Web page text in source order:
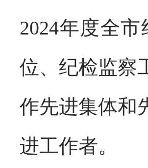
2024年度全
位、纪检监察
作先进集体和
进工作者。